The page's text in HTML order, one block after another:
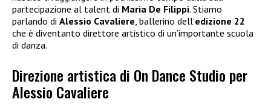
partecipazione al talent di Maria De Filippi. Stiamo
parlando di Alessio Cavaliere , ballerino dell’edizione 22
che è diventanto direttore artistico di un’importante scuola
di danza.
Direzione artistica di On Dance Studio per
Alessio Cavaliere